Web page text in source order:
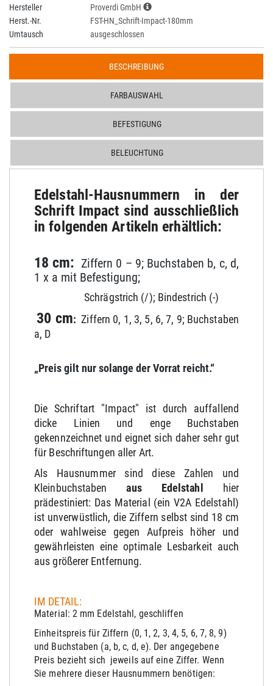
Hersteller
Proverdi GmbH
Herst.-Nr.
FST-HN_Schrift-Impact-180mm
Umtausch
ausgeschlossen
BESCHREIBUNG
FARBAUSWAHL
BEFESTIGUNG
BELEUCHTUNG
Edelstahl-Hausnummern in der
Schrift Impact sind ausschließlich
in folgenden Artikeln erhältlich:
18 cm: Ziffern 0 – 9; Buchstaben b, c, d,
1 x a mit Befestigung;
Schrägstrich (/); Bindestrich (-)
30 cm: Ziffern 0, 1, 3, 5, 6, 7, 9; Buchstaben
a, D
„Preis gilt nur solange der Vorrat reicht.“
Die Schriftart "Impact" ist durch auffallend
dicke Linien und enge Buchstaben
gekennzeichnet und eignet sich daher sehr gut
für Beschriftungen aller Art.
Als Hausnummer sind diese Zahlen und
Kleinbuchstabenaus Edelstahl
hier
prädestiniert: Das Material (ein V2A Edelstahl)
ist unverwüstlich, die Ziffern selbst sind 18 cm
oder wahlweise gegen Aufpreis höher und
gewährleisten eine optimale Lesbarkeit auch
aus größerer Entfernung.
IM DETAIL:
Material: 2 mm Edelstahl, geschliffen
Einheitspreis für Ziffern (0, 1, 2, 3, 4, 5, 6, 7, 8, 9)
und Buchstaben (a, b, c, d, e). Der angegebene
Preis bezieht sich jeweils auf eine Ziffer. Wenn
Sie mehrere dieser Hausnummern benötigen: